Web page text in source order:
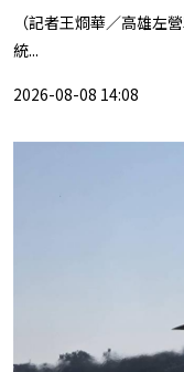
（記者王烱華／高雄左
統...
2026-08-08 14:08